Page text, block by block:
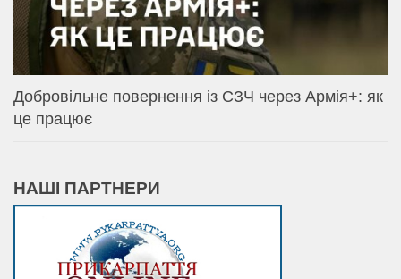
Добровільне повернення із СЗЧ через Армія+: як
це працює
НАШІ ПАРТНЕРИ